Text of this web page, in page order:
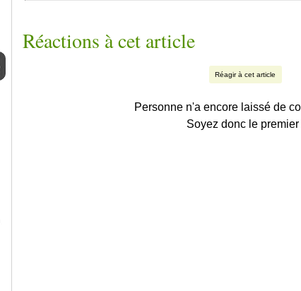
Réactions à cet article
Réagir à cet article
Personne n'a encore laissé de
Soyez donc le premier